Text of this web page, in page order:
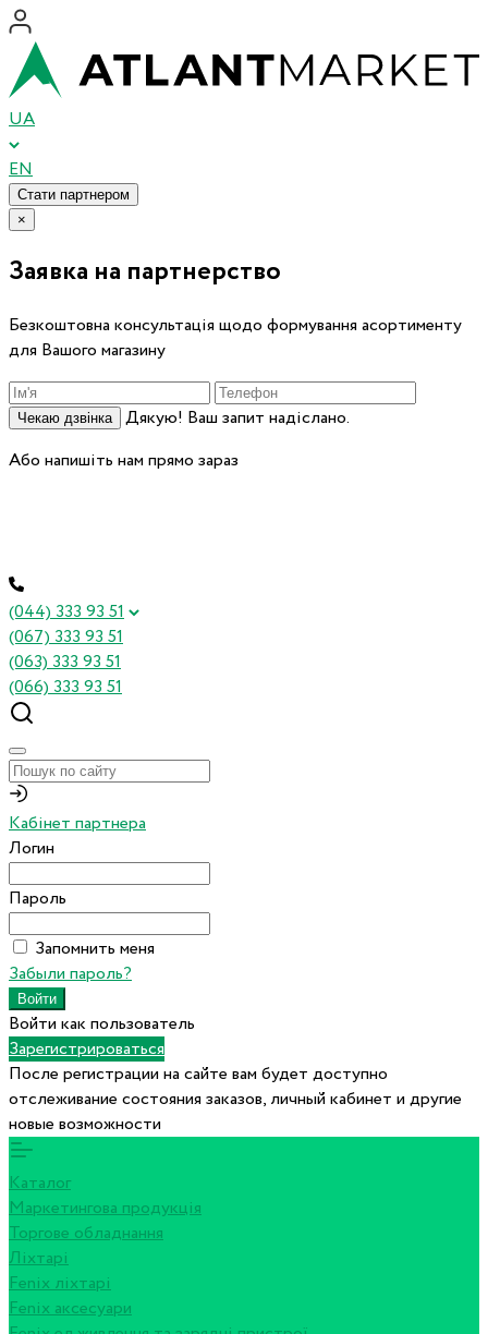
UA
EN
Стати партнером
×
Заявка на партнерство
Безкоштовна консультація щодо формування асортименту
для Вашого магазину
Чекаю дзвінка
Дякую! Ваш запит надіслано.
Або напишіть нам прямо зараз
(044) 333 93 51
(067) 333 93 51
(063) 333 93 51
(066) 333 93 51
Кабінет партнера
Логин
Пароль
Запомнить меня
Забыли пароль?
Войти как пользователь
Зарегистрироваться
После регистрации на сайте вам будет доступно
отслеживание состояния заказов, личный кабинет и другие
новые возможности
Каталог
Маркетингова продукція
Торгове обладнання
Ліхтарі
Fenix ліхтарі
Fenix аксесуари